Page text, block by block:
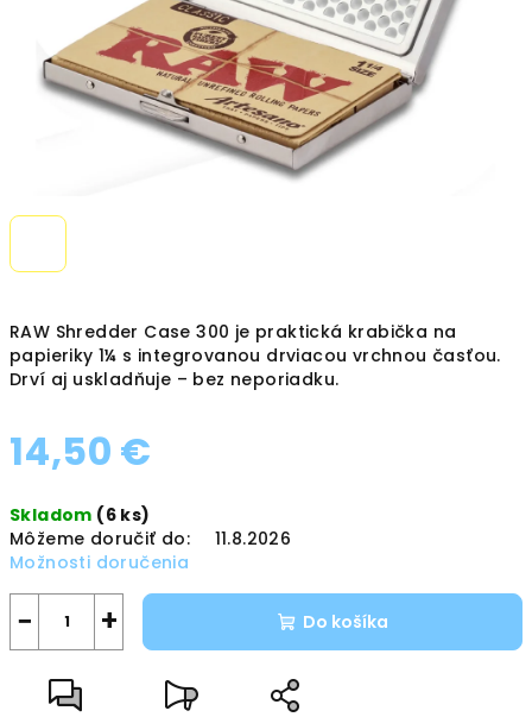
RAW Shredder Case 300 je praktická krabička na
papieriky 1¼ s integrovanou drviacou vrchnou časťou.
Drví aj uskladňuje – bez neporiadku.
14,50 €
cena:
Skladom (6 ks)
Môžeme doručiť do:
11.8.2026
Možnosti doručenia
+
− Do košíka